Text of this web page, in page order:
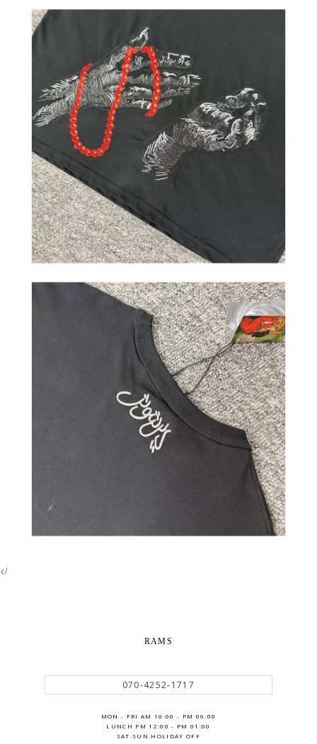
</
RAMS
070-4252-1717
MON - FRI AM 10:00 - PM 06:00
LUNCH PM 12:00 - PM 01:00
SAT.SUN.HOLIDAY OFF